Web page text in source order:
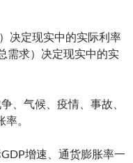
决定现实中的实际利率
需求）决定现实中的实
、气候、疫情、事故、
。
增速、通货膨胀率一